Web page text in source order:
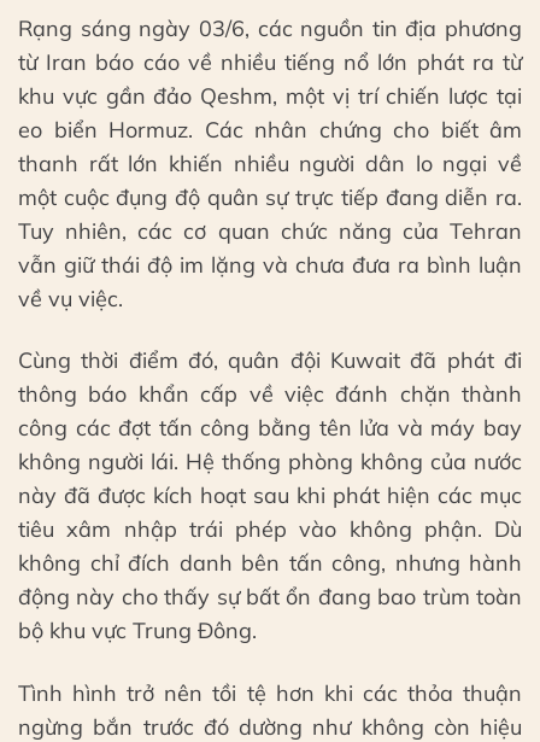
Rạng sáng ngày 03/6, các nguồn tin địa phương
từ Iran báo cáo về nhiều tiếng nổ lớn phát ra từ
khu vực gần đảo Qeshm, một vị trí chiến lược tại
eo biển Hormuz. Các nhân chứng cho biết âm
thanh rất lớn khiến nhiều người dân lo ngại về
một cuộc đụng độ quân sự trực tiếp đang diễn ra.
Tuy nhiên, các cơ quan chức năng của Tehran
vẫn giữ thái độ im lặng và chưa đưa ra bình luận
về vụ việc.
Cùng thời điểm đó, quân đội Kuwait đã phát đi
thông báo khẩn cấp về việc đánh chặn thành
công các đợt tấn công bằng tên lửa và máy bay
không người lái. Hệ thống phòng không của nước
này đã được kích hoạt sau khi phát hiện các mục
tiêu xâm nhập trái phép vào không phận. Dù
không chỉ đích danh bên tấn công, nhưng hành
động này cho thấy sự bất ổn đang bao trùm toàn
bộ khu vực Trung Đông.
Tình hình trở nên tồi tệ hơn khi các thỏa thuận
ngừng bắn trước đó dường như không còn hiệu